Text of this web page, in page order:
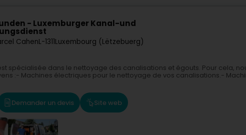
- Luxemburger Kanal-und
CahenL-1311Luxembourg (Lëtzebuerg)
spécialisée dans le nettoyage des canalisations et égouts. Pour cela,
:- Machines électriques pour le nettoyage de vos canalisations.-
Demander un devis Site web